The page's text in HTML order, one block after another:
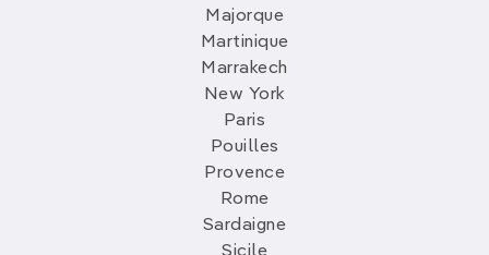
Majorque
Martinique
Marrakech
New York
Paris
Pouilles
Provence
Rome
Sardaigne